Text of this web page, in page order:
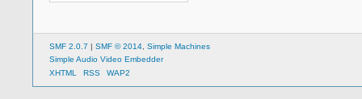
SMF 2.0.7 | SMF © 2014 Simple Machines
Simple Audio Video Embedder
XHTML
RSS WAP2